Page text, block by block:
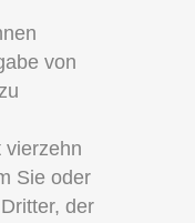
von
vierzehn
Sie oder
der